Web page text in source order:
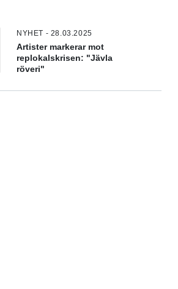
NYHET - 28.03.2025
Artister markerar mot
replokalskrisen: "Jävla
röveri"